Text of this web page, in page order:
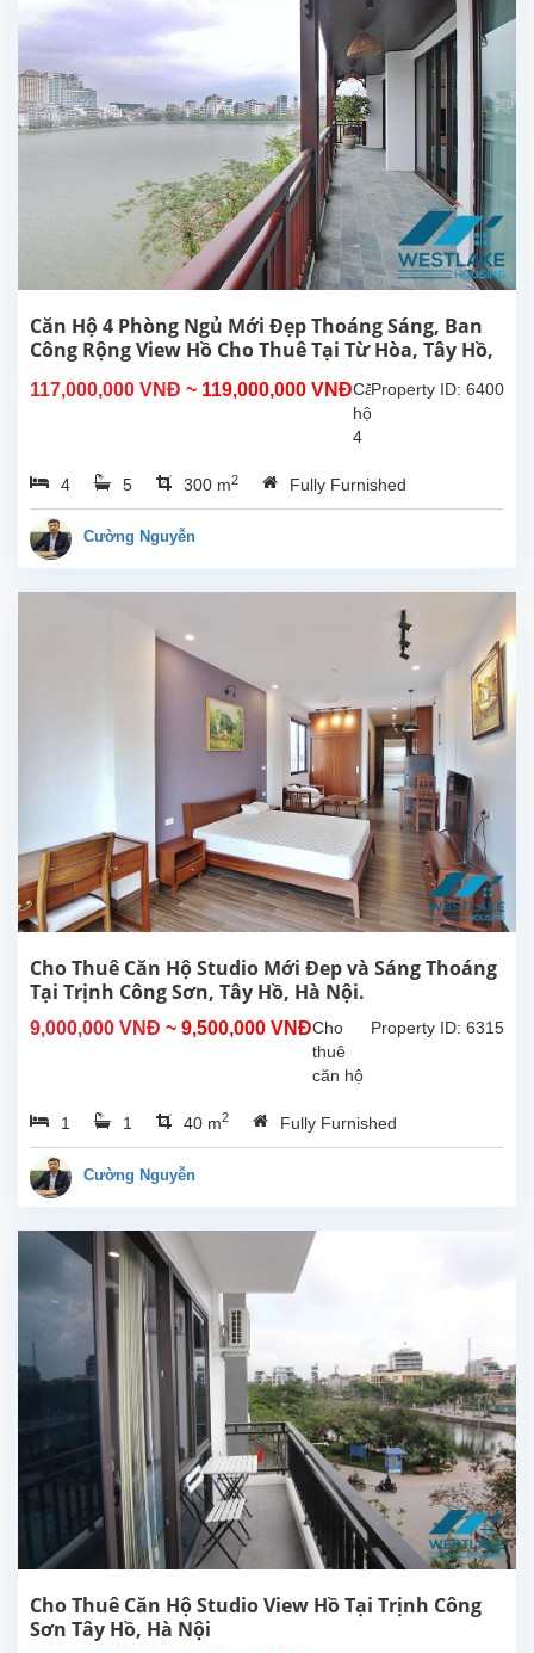
đại,
ban
công
view
Hồ
cho
thuê
phố
Từ
Hoa,
Tây
Hà
Nội.
hộ
này
ở
Căn Hộ 4 Phòng Ngủ Mới Đẹp Thoáng Sáng, Ban
Công Rộng View Hồ Cho Thuê Tại Từ Hòa, Tây Hồ,
117,000,000 VNĐ ~ 119,000,000 VNĐ Property ID: 6400
Căn
hộ
4
ngủ
đẹp,
thoáng
Từ
Hòa,
Tây
Hồ.
Tổng
diện
tích
sử
dụng
là
300m2,
phòng
lớn
khu...
4 5 300 m2 Fully Furnished
Cường Nguyễn
Cho Thuê Căn Hộ Studio Mới Đep và Sáng Thoáng
Tại Trịnh Công Sơn, Tây Hồ, Hà Nội.
9,000,000 VNĐ ~ 9,500,000 VNĐ Property ID: 6315
Cho
thuê
căn hộ
mới và
sáng
Công
Diện
tích
sinh
hoạt
40m²,
nội thất
cao
cấp,
nhiều
sáng
1 1 40 m2 Fully Furnished
Cường Nguyễn
Cho Thuê Căn Hộ Studio View Hồ Tại Trịnh Công
Sơn Tây Hồ, Hà Nội